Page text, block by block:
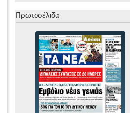
Πρωτοσέλιδα